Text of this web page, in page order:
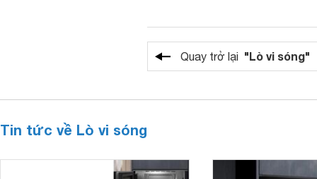
Quay trở lại "Lò vi sóng"
Tin tức về Lò vi sóng